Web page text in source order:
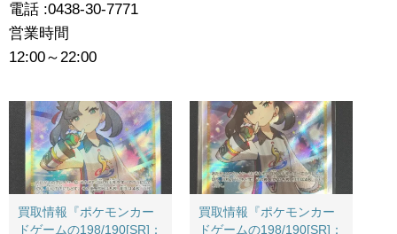
電話 :0438-30-7771
営業時間
12:00～22:00
買取情報『ポケモンカー
ドゲームの198/190[SR]：
買取情報『ポケモンカー
ドゲームの198/190[SR]：